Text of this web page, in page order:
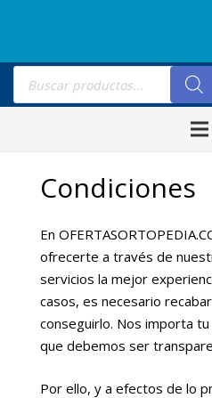
Búsqueda
productos
Condiciones
En
ofrecerte a través de
servicios la mejor
casos, es necesario
conseguirlo. Nos importa
que debemos ser
Por ello, y a efectos de lo